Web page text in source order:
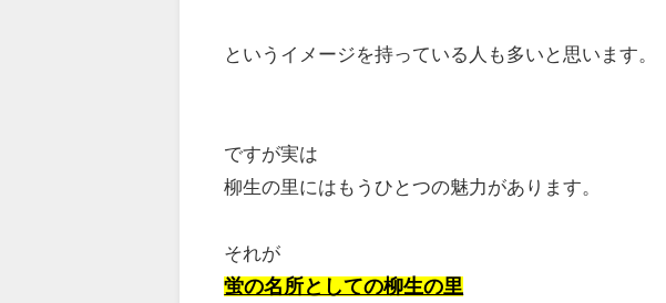
というイメージを持っている人も多いと思います。
ですが実は
柳生の里にはもうひとつの魅力があります。
それが
蛍の名所としての柳生の里